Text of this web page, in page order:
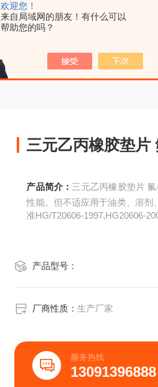
欢迎您！
来自局域网的朋友！有什么可以
帮助您的吗？
首页 产品中心
产品简介： 三元乙丙橡胶垫片 氟橡胶法兰垫片对酸、碱、盐和氯化物溶液具有良好的耐蚀
性能。但不适应用于油类、溶
准HG/T20606-1997,HG20606-
产品型号：
厂商性质：生产厂家
服务热线
13091396888